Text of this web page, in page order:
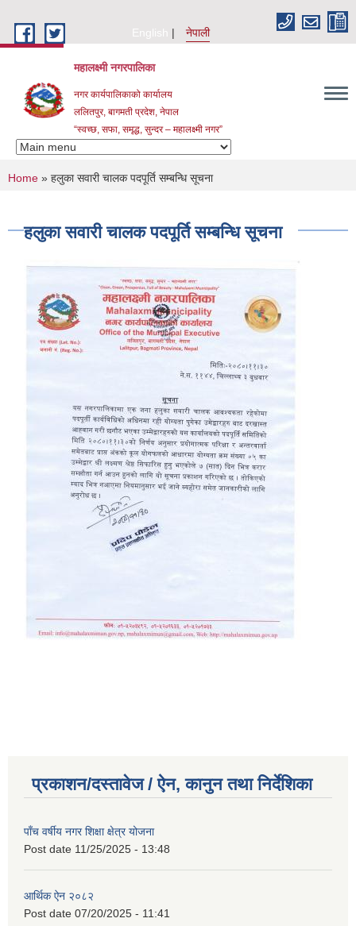
English
नेपाली
महालक्ष्मी नगरपालिका
नगर कार्यपालिकाको कार्यालय
ललितपुर, बागमती प्रदेश, नेपाल
“स्वच्छ, सफा, समृद्ध, सुन्दर – महालक्ष्मी नगर”
You are here
Home » हलुका सवारी चालक पदपूर्ति सम्बन्धि सूचना
हलुका सवारी चालक पदपूर्ति सम्बन्धि सूचना
प्रकाशन/दस्तावेज / ऐन, कानुन तथा निर्देशिका
पाँच वर्षीय नगर शिक्षा क्षेत्र योजना
Post date 11/25/2025 - 13:48
आर्थिक ऐन २०८२
Post date 07/20/2025 - 11:41